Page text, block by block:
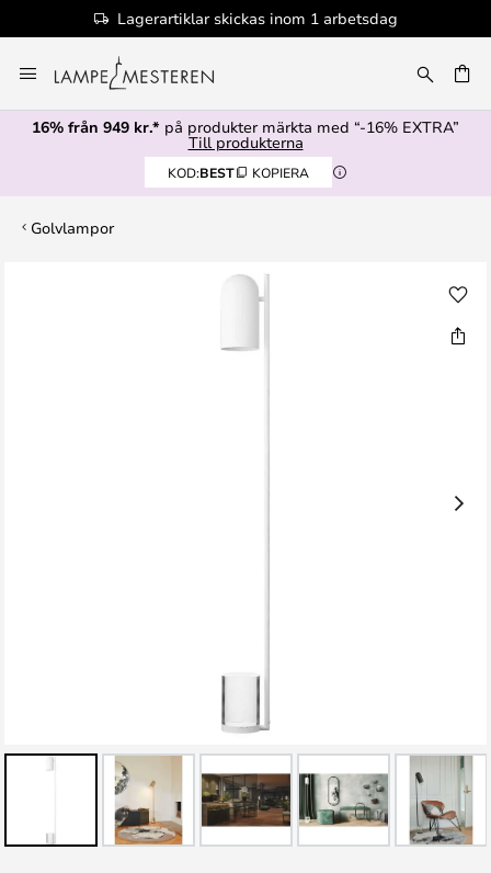
Lagerartiklar skickas inom 1 arbetsdag
till
innehållet
16% från 949 kr.* på produkter märkta med “-16% EXTRA”
Till produkterna
KOD:BEST KOPIERA
Golvlampor